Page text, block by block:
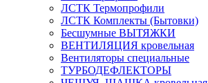
ЛСТК Термопрофили
ЛСТК Комплекты (Бытовки)
Бесшумные ВЫТЯЖКИ
ВЕНТИЛЯЦИЯ кровельная
Вентиляторы специальные
ТУРБОДЕФЛЕКТОРЫ